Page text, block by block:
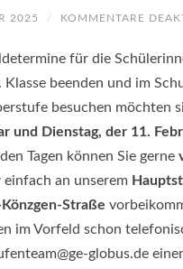
2025 / KOMMENTARE
für die
Klasse beenden und im
besuchen möchten
und Dienstag, der 11.
Tagen können Sie gerne
einfach an unserem
Straße
im Vorfeld schon
globus.de